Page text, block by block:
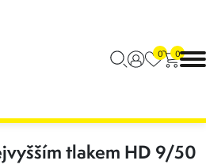
0 0
tlakem HD 9/50